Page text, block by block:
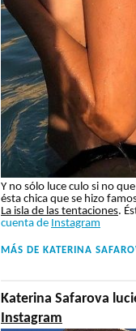
Y no sólo luce culo si no
ésta chica que se hizo
La isla de las tentaciones.
cuenta de Instagram
MÁS DE KATERINA
Katerina Safarova
Instagram